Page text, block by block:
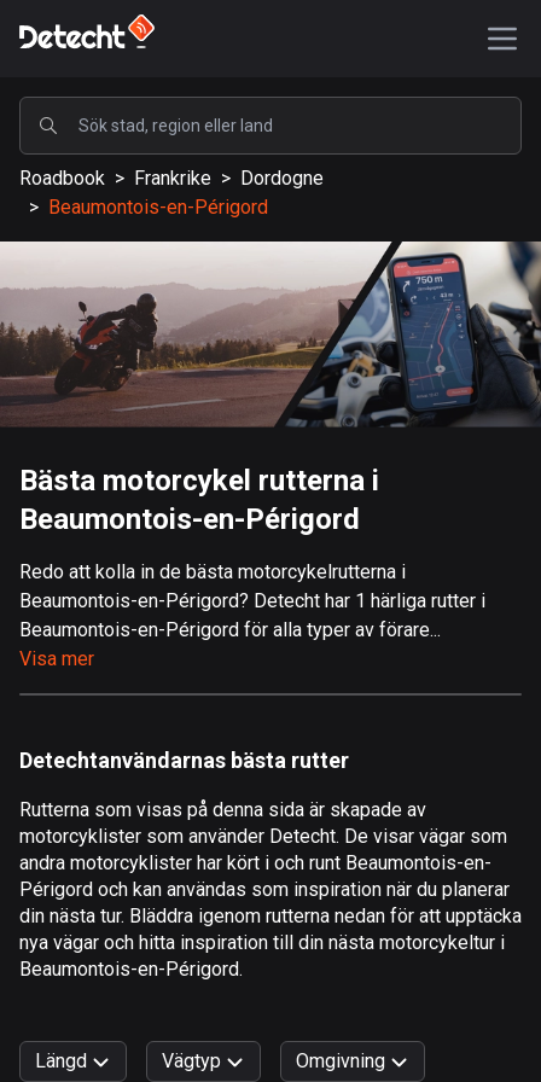
POPULÄRA
USA
589204 rutter
204215 rutter
Storbritannien
115567 rutter
A-Ö
Afghanistan
9 rutter
Åland
519 rutter
175 rutter
Amerikanska Jungfruöarna
1 rutt
Andorra
62 rutter
Angola
Antigua och Barbuda
Roadbook > Frankrike > Dordogne
> Beaumontois-en-Périgord
Bästa motorcykel rutterna i
Beaumontois-en-Périgord
Redo att kolla in de bästa motorcykelrutterna i
Beaumontois-en-Périgord? Detecht har 1 härliga rutter i
Beaumontois-en-Périgord för alla typer av förare...
Visa mer
Detechtanvändarnas bästa rutter
Rutterna som visas på denna sida är skapade av
motorcyklister som använder Detecht. De visar vägar som
andra motorcyklister har kört i och runt Beaumontois-en-
Périgord och kan användas som inspiration när du planerar
din nästa tur. Bläddra igenom rutterna nedan för att upptäcka
nya vägar och hitta inspiration till din nästa motorcykeltur i
Beaumontois-en-Périgord.
Längd Vägtyp Omgivning